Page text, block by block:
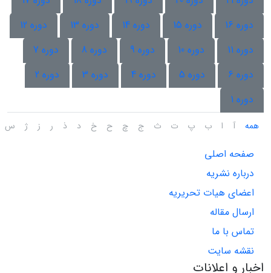
دوره 16
دوره 15 دوره 14 دوره 13
دوره 12
دوره 11
دوره 10 دوره 9 دوره 8
دوره 7
دوره 6
دوره 5 دوره 4 دوره 3
دوره 2
دوره 1
همه آ ا ب پ ت ث ج چ ح خ د ذ ر ز ژ س
صفحه اصلی
درباره نشریه
اعضای هیات تحریریه
ارسال مقاله
تماس با ما
نقشه سایت
اخبار و اعلانات